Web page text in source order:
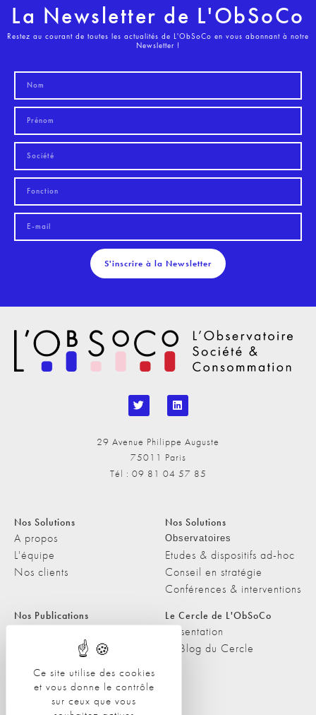
Ce site utilise des cookies
et vous donne le contrôle
sur ceux que vous
La Newsletter de L'ObSoCo
Restez au courant de toutes les actualités de L'ObSoCo en vous abonnant à notre
Newsletter !
S'inscrire à la Newsletter
29 Avenue Philippe Auguste
75011 Paris
Tél : 09 81 04 57 85
Nos Solutions
A propos
L'équipe
Nos clients
Nos Solutions
Observatoires
Etudes & dispositifs ad-hoc
Conseil en stratégie
Conférences & interventions
Nos Publications
Les Podcasts de L'ObSoCo
L'ObSoCo dans les médias
Le Cercle de L'ObSoCo
Présentation
Le Blog du Cercle
Contacts
Nous contacter